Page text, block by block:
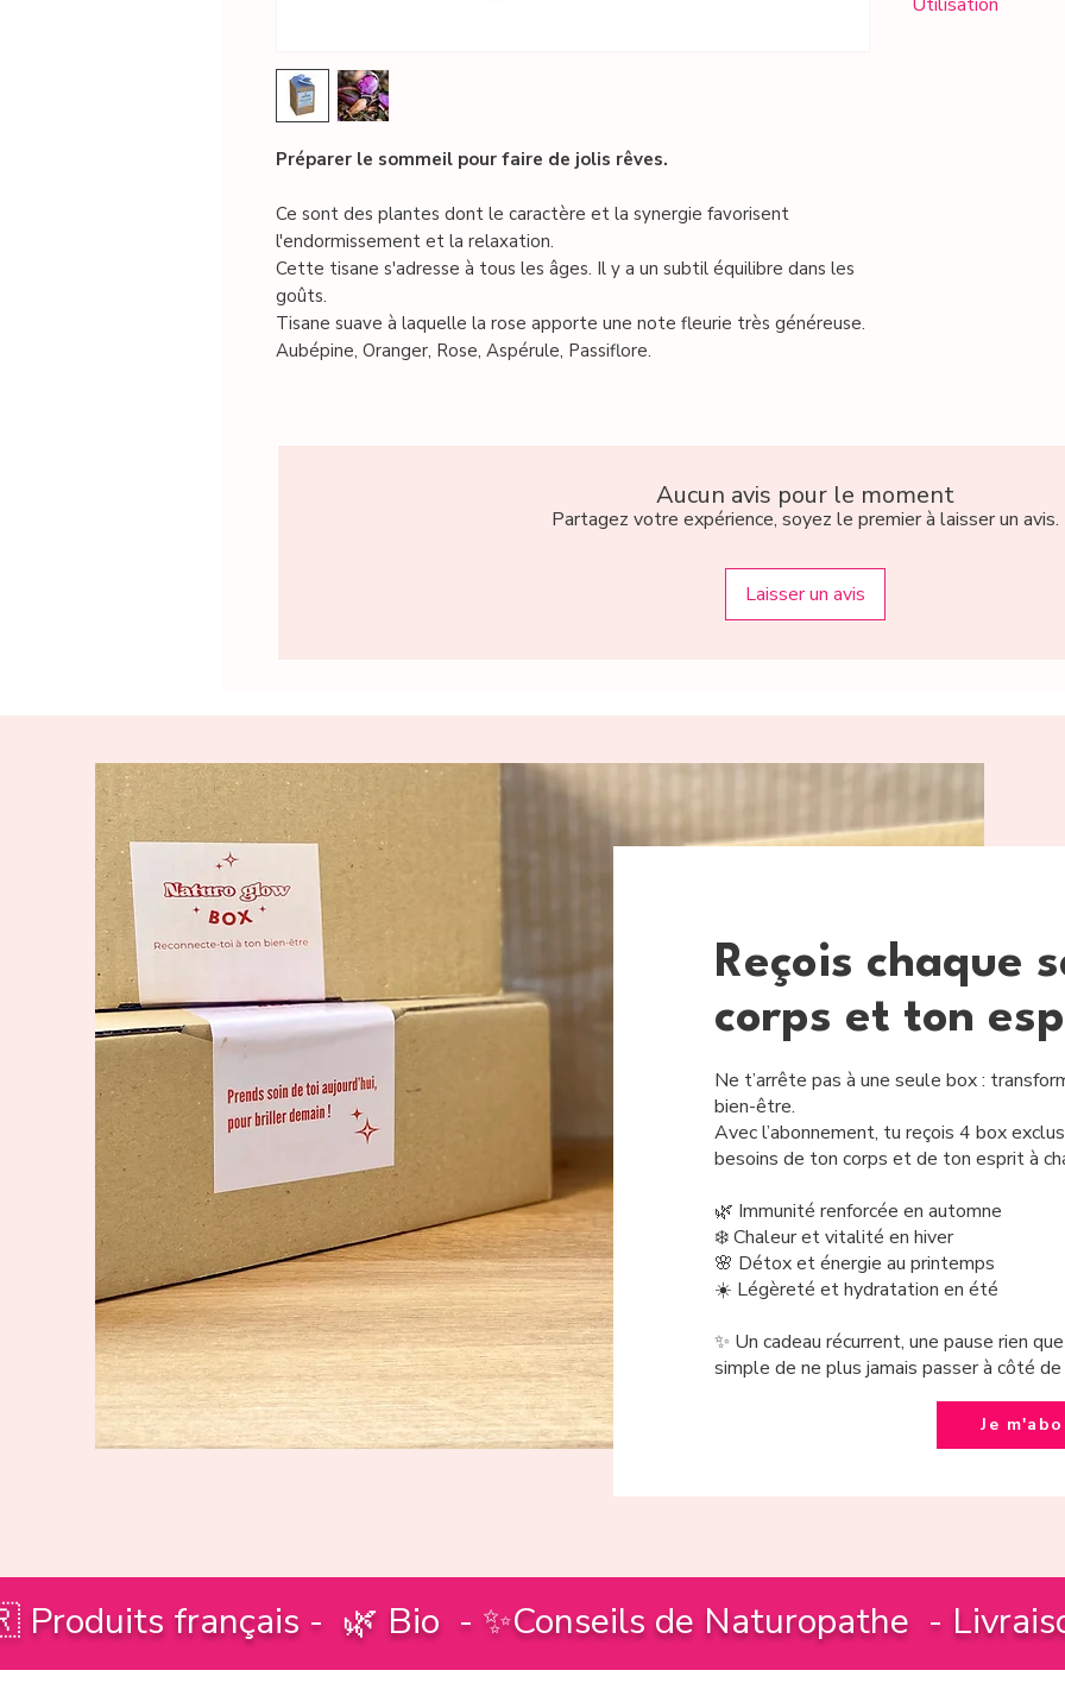
Préparer le sommeil pour faire de jolis rêves.
Ce sont des plantes dont le caractère et la synergie favorisent
l'endormissement et la relaxation.
Cette tisane s'adresse à tous les âges. Il y a un subtil équilibre dans les
goûts.
Tisane suave à laquelle la rose apporte une note fleurie très généreuse.
Aubépine, Oranger, Rose, Aspérule, Passiflore.
Escholtzia*,
Calmante et
finale à ce
Aucun avis pour le moment
Partagez votre expérience, soyez le premier à laisser un avis.
Laisser un avis
Reçois chaque
corps et ton
Ne t’arrête pas à une seule box :
bien-être.
Avec l’abonnement, tu reçois 4 box
besoins de ton corps et de ton esprit à
🌿 Immunité renforcée en automne
❄️ Chaleur et vitalité en hiver
🌸 Détox et énergie au printemps
☀️ Légèreté et hydratation en été
✨ Un cadeau récurrent, une pause rien
simple de ne plus jamais passer à côté
Je
français - 🌿 Bio - ✨Conseils de Naturopathe -